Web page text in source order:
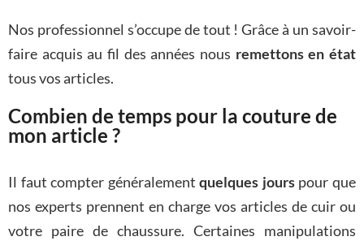
Nos professionnel s’occupe de tout ! Grâce à un savoir-
faire acquis au fil des années nous remettons en état
tous vos articles.
Combien de temps pour la couture de
mon article ?
Il faut compter généralementquelques jourspour que
nos experts prennent en charge vos articles de cuir ou
votre paire de chaussure. Certaines manipulations